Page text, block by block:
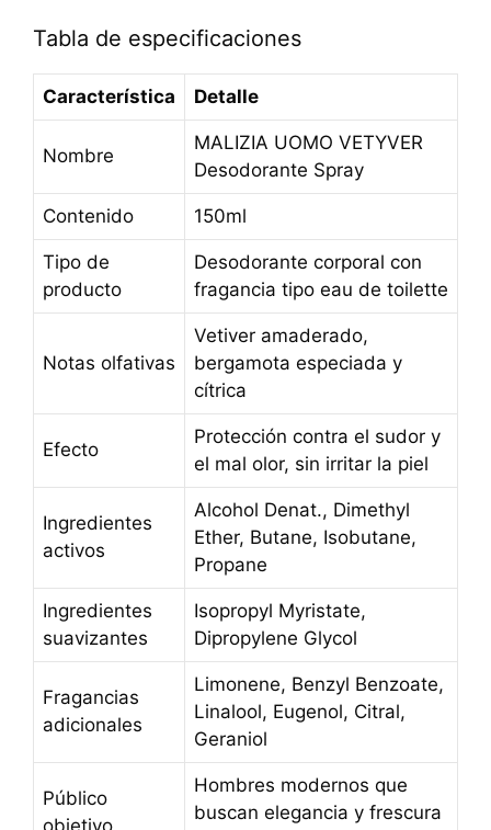
Tabla de especificaciones
Característica Detalle
Nombre
MALIZIA UOMO VETYVER
Desodorante Spray
Contenido 150ml
Tipo de
producto
Desodorante corporal con
fragancia tipo eau de toilette
Notas olfativas
Vetiver amaderado,
bergamota especiada y
cítrica
Efecto
Protección contra el sudor y
el mal olor, sin irritar la piel
Ingredientes
activos
Alcohol Denat., Dimethyl
Ether, Butane, Isobutane,
Propane
Ingredientes
suavizantes
Isopropyl Myristate,
Dipropylene Glycol
Fragancias
adicionales
Limonene, Benzyl Benzoate,
Linalool, Eugenol, Citral,
Geraniol
Público
objetivo
Hombres modernos que
buscan elegancia y frescura